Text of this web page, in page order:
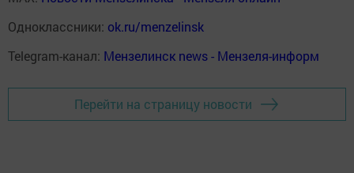
Одноклассники: ok.ru/menzelinsk
Telegram-канал: Мензелинск news - Мензеля-информ
Перейти на страницу новости